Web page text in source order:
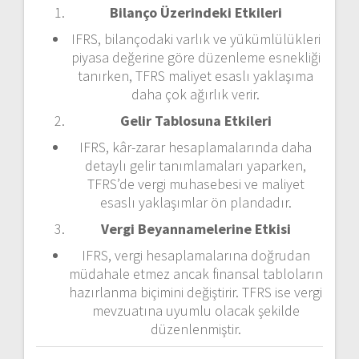
Bilanço Üzerindeki Etkileri
IFRS, bilançodaki varlık ve yükümlülükleri
piyasa değerine göre düzenleme esnekliği
tanırken, TFRS maliyet esaslı yaklaşıma
daha çok ağırlık verir.
Gelir Tablosuna Etkileri
IFRS, kâr-zarar hesaplamalarında daha
detaylı gelir tanımlamaları yaparken,
TFRS’de vergi muhasebesi ve maliyet
esaslı yaklaşımlar ön plandadır.
Vergi Beyannamelerine Etkisi
IFRS, vergi hesaplamalarına doğrudan
müdahale etmez ancak finansal tabloların
hazırlanma biçimini değiştirir. TFRS ise vergi
mevzuatına uyumlu olacak şekilde
düzenlenmiştir.